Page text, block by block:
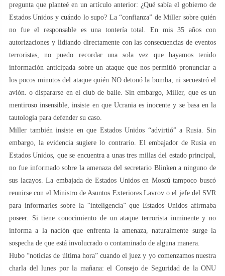
pregunta que planteé en un artículo anterior: ¿Qué sabía el gobierno de
Estados Unidos y cuándo lo supo? La “confianza” de Miller sobre quién
no fue el responsable es una tontería total. En mis 35 años con
autorizaciones y lidiando directamente con las consecuencias de eventos
terroristas, no puedo recordar una sola vez que hayamos tenido
información anticipada sobre un ataque que nos permitió pronunciar a
los pocos minutos del ataque quién NO detonó la bomba, ni secuestró el
avión. o dispararse en el club de baile. Sin embargo, Miller, que es un
mentiroso insensible, insiste en que Ucrania es inocente y se basa en la
tautología para defender su caso.
Miller también insiste en que Estados Unidos “advirtió” a Rusia. Sin
embargo, la evidencia sugiere lo contrario. El embajador de Rusia en
Estados Unidos, que se encuentra a unas tres millas del estado principal,
no fue informado sobre la amenaza del secretario Blinken a ninguno de
sus lacayos. La embajada de Estados Unidos en Moscú tampoco buscó
reunirse con el Ministro de Asuntos Exteriores Lavrov o el jefe del SVR
para informarles sobre la “inteligencia” que Estados Unidos afirmaba
poseer. Si tiene conocimiento de un ataque terrorista inminente y no
informa a la nación que enfrenta la amenaza, naturalmente surge la
sospecha de que está involucrado o contaminado de alguna manera.
Hubo “noticias de última hora” cuando el juez y yo comenzamos nuestra
charla del lunes por la mañana: el Consejo de Seguridad de la ONU